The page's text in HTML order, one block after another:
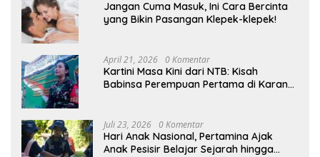
Jangan Cuma Masuk, Ini Cara Bercinta
yang Bikin Pasangan Klepek-klepek!
April 21, 2026 0 Komentar
Kartini Masa Kini dari NTB: Kisah
Babinsa Perempuan Pertama di Karang
Juli 23, 2026 0 Komentar
Hari Anak Nasional, Pertamina Ajak
Anak Pesisir Belajar Sejarah hingga